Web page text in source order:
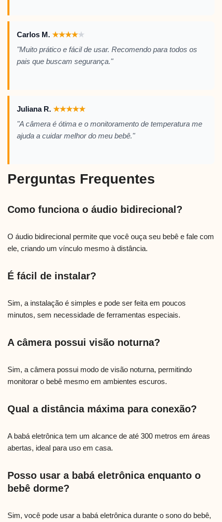
Carlos M. ★★★★★
"Muito prático e fácil de usar. Recomendo para todos os
pais que buscam segurança."
Juliana R. ★★★★★
"A câmera é ótima e o monitoramento de temperatura me
ajuda a cuidar melhor do meu bebê."
Perguntas Frequentes
Como funciona o áudio bidirecional?
O áudio bidirecional permite que você ouça seu bebê e fale com
ele, criando um vínculo mesmo à distância.
É fácil de instalar?
Sim, a instalação é simples e pode ser feita em poucos
minutos, sem necessidade de ferramentas especiais.
A câmera possui visão noturna?
Sim, a câmera possui modo de visão noturna, permitindo
monitorar o bebê mesmo em ambientes escuros.
Qual a distância máxima para conexão?
A babá eletrônica tem um alcance de até 300 metros em áreas
abertas, ideal para uso em casa.
Posso usar a babá eletrônica enquanto o
bebê dorme?
Sim, você pode usar a babá eletrônica durante o sono do bebê,